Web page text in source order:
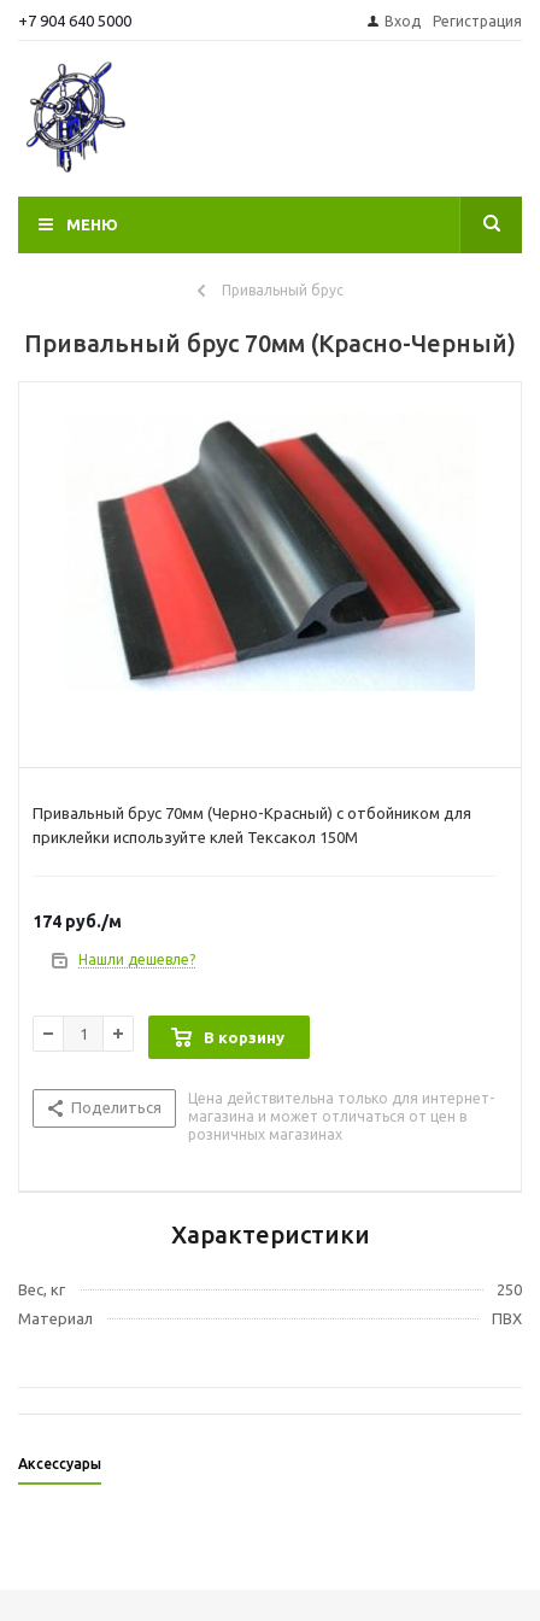
+7 904 640 5000 Вход Регистрация
МЕНЮ
Привальный брус
Привальный брус 70мм (Красно-Черный)
Привальный брус 70мм (Черно-Красный) с отбойником для
приклейки используйте клей Тексакол 150М
174 руб./м
Нашли дешевле?
В корзину
Поделиться
Цена действительна только для интернет-
магазина и может отличаться от цен в
розничных магазинах
Характеристики
Вес, кг
250
Материал
ПВХ
Аксессуары